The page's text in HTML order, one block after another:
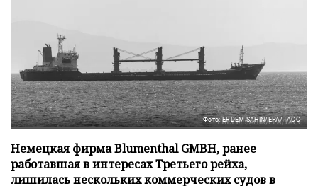
Фото: ERDEM SAHIN/EPA/ТАСС
Немецкая фирма Blumenthal GMBH, ранее
работавшая в интересах Третьего рейха,
лишилась нескольких коммерческих судов в